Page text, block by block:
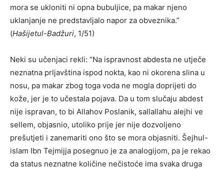
mora se ukloniti ni opna bubuljice, pa makar njeno
uklanjanje ne predstavljalo napor za obveznika.”
(Hašijetul-Badžuri, 1/51)
Neki su učenjaci rekli: “Na ispravnost abdesta ne utječe
neznatna prljavština ispod nokta, kao ni okorena slina u
nosu, pa makar zbog toga voda ne mogla doprijeti do
kože, jer je to učestala pojava. Da u tom slučaju abdest
nije ispravan, to bi Allahov Poslanik, sallallahu alejhi ve
sellem, objasnio, utoliko prije jer nije dozvoljeno
prešutjeti i zanemariti ono što se mora objasniti. Šejhul-
islam Ibn Tejmijja posegnuo je za analogijom, pa je rekao
da status neznatne količine nečistoće ima svaka druga